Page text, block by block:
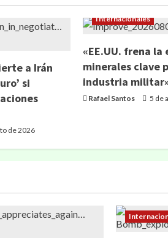
a Irán
si
de 2026
Internacionales
«EE.UU. frena
minerales clave
industria
Rafael Santos 5 de